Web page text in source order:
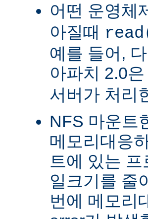
어떤 운영체
아질때
예를 들어,
아파치 2.0
서버가 처리
NFS 마운트
메모리대응
트에 있는
일크기를 줄
번에 메모리